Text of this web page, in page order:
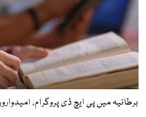
برطانیہ میں پی ایچ ڈی پروگرام، امیدواروں کو 27